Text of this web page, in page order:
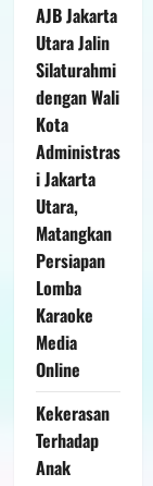
AJB Jakarta
Utara Jalin
Silaturahmi
dengan Wali
Kota
Administras
i Jakarta
Utara,
Matangkan
Persiapan
Lomba
Karaoke
Media
Online
Kekerasan
Terhadap
Anak